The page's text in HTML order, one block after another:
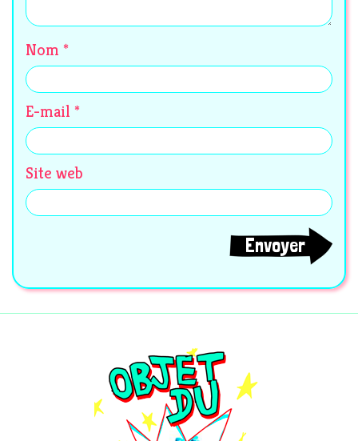
Nom *
E-mail *
Site web